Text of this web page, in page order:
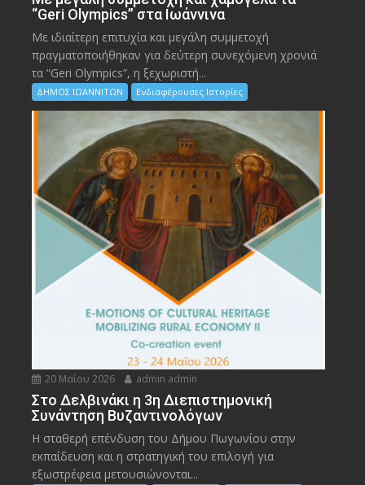
“Geri Olympics” στα Ιωάννινα
Με ιδιαίτερη επιτυχία και μεγάλη συμμετοχή
πραγματοποιήθηκαν για δεύτερη συνεχόμενη χρονιά
τα “Geri Olympics”, η ξεχωριστή...
ΔΗΜΟΣ ΙΩΑΝΝΙΤΩΝ Ενδιαφέρουσες Ιστορίες
20 Μαΐου 2026 admin admin
Στο Δελβινάκι η 3η Διεπιστημονική
Συνάντηση Βυζαντινολόγων
Η σταθερή επένδυση του Δήμου Πωγωνίου στην
εκπαίδευση και η στρατηγική του επιλογή για
εξωστρέφεια μετουσιώνονται...